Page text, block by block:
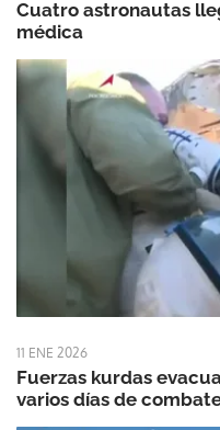
Cuatro astronautas
médica
11 ENE 2026
Fuerzas kurdas
varios días de